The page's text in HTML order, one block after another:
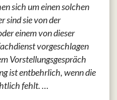
sich um einen solchen
sind sie von der
einem von dieser
vorgeschlagen
Vorstellungsgespräch
ist entbehrlich, wenn die
fehlt. …